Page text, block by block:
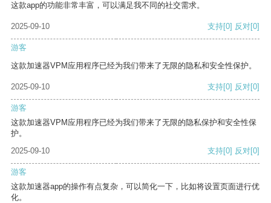
这款app的功能非常丰富，可以满足我不同的社交需求。
2025-09-10 支持[0] 反对[0]
游客
这款加速器VPM应用程序已经为我们带来了无限的隐私和安全性保护。
2025-09-10 支持[0] 反对[0]
游客
这款加速器VPM应用程序已经为我们带来了无限的隐私保护和安全性保
护。
2025-09-10
支持[0] 反对[0]
游客
这款加速器app的操作有点复杂，可以简化一下，比如将设置页面进行优
化。